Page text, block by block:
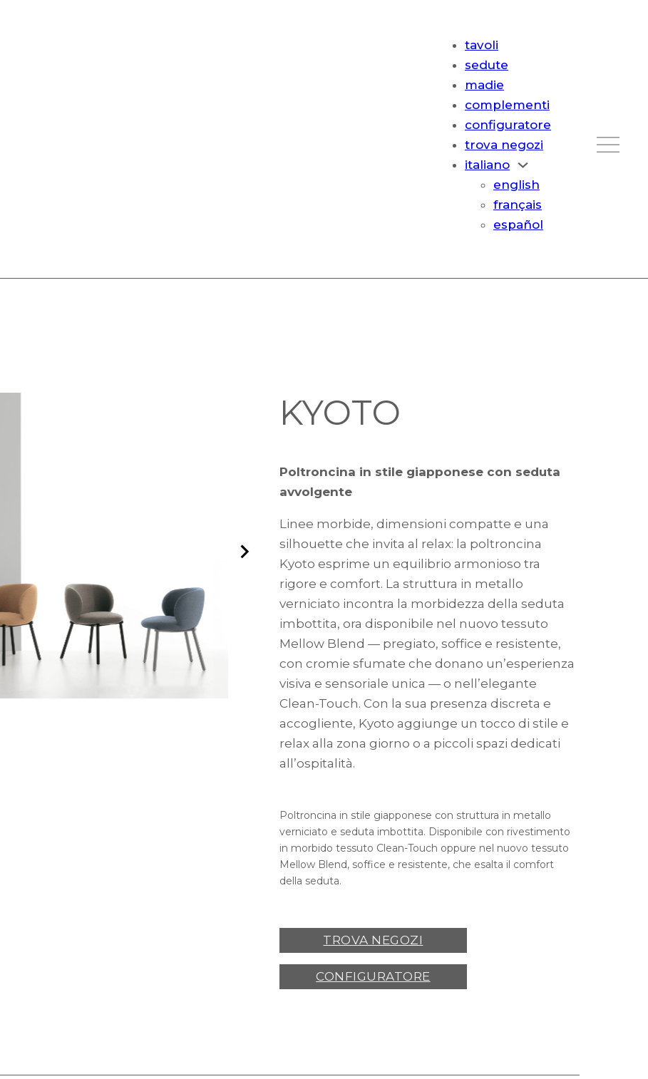
tavoli
sedute
madie
complementi
configuratore
trova negozi
italiano
english
français
español
KYOTO
Poltroncina in stile giapponese con seduta
avvolgente
Linee morbide, dimensioni compatte e una
silhouette che invita al relax: la poltroncina
Kyoto esprime un equilibrio armonioso tra
rigore e comfort. La struttura in metallo
verniciato incontra la morbidezza della seduta
imbottita, ora disponibile nel nuovo tessuto
Mellow Blend — pregiato, soffice e resistente,
con cromie sfumate che donano un’esperienza
visiva e sensoriale unica — o nell’elegante
Clean-Touch. Con la sua presenza discreta e
accogliente, Kyoto aggiunge un tocco di stile e
relax alla zona giorno o a piccoli spazi dedicati
all’ospitalità.
Poltroncina in stile giapponese con struttura in metallo
verniciato e seduta imbottita. Disponibile con rivestimento
in morbido tessuto Clean-Touch oppure nel nuovo tessuto
Mellow Blend, soffice e resistente, che esalta il comfort
della seduta.
TROVA NEGOZI
CONFIGURATORE